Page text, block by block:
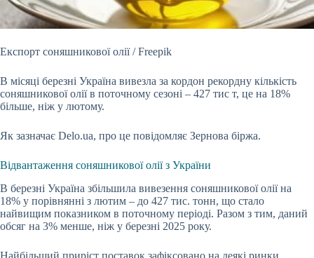
Експорт соняшникової олії / Freepik
В місяці березні Україна вивезла за кордон рекордну кількість
соняшникової олії в поточному сезоні – 427 тис т, це на 18%
більше, ніж у лютому.
Як зазначає Delo.ua, про це повідомляє Зернова біржа.
Відвантаження соняшникової олії з України
В березні Україна збільшила вивезення соняшникової олії на
18% у порівнянні з лютим – до 427 тис. тонн, що стало
найвищим показником в поточному періоді. Разом з тим, даний
обсяг на 3% менше, ніж у березні 2025 року.
Найбільший приріст поставок зафіксовано на деякі ринки